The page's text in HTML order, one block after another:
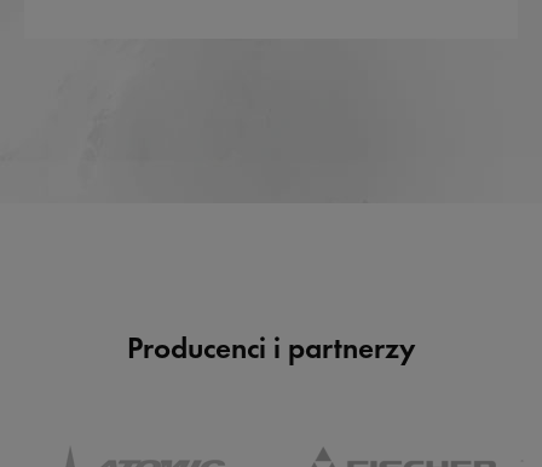
Producenci i partnerzy